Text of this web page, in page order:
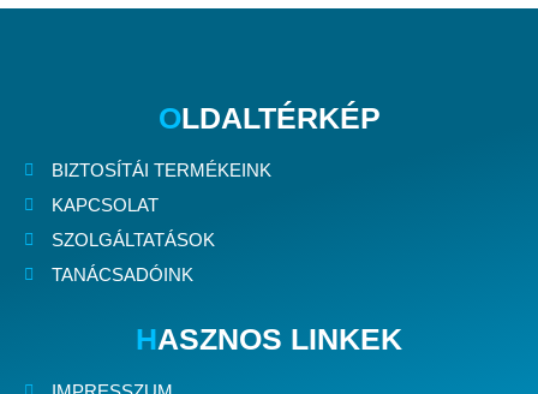
OLDALTÉRKÉP
BIZTOSÍTÁI TERMÉKEINK
KAPCSOLAT
SZOLGÁLTATÁSOK
TANÁCSADÓINK
HASZNOS LINKEK